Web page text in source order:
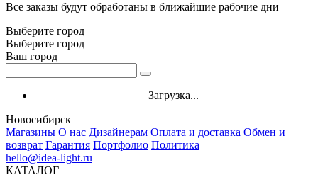
Все заказы будут обработаны в ближайшие рабочие дни
Выберите город
Выберите город
Ваш город
Загрузка...
Новосибирск
Магазины О нас Дизайнерам Оплата и доставка Обмен и
возврат Гарантия Портфолио Политика
hello@idea-light.ru
КАТАЛОГ